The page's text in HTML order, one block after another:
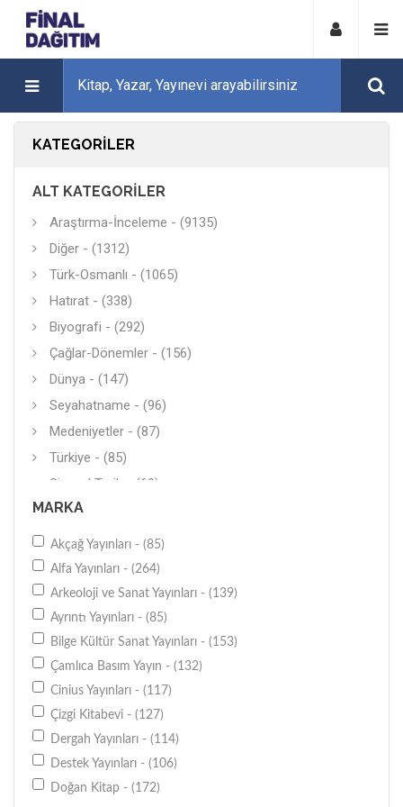
KATEGORILER
ALT KATEGORILER
Araştırma-İnceleme - (9135)
Diğer - (1312)
Türk-Osmanlı - (1065)
Hatırat - (338)
Biyografi - (292)
Çağlar-Dönemler - (156)
Dünya - (147)
Seyahatname - (96)
Medeniyetler - (87)
Türkiye - (85)
Siyasal Tarih - (69)
Kuram - (61)
Önemli Olaylar - (60)
Bölgeler-Ülkeler - (50)
Sosyal Tarih - (46)
Yerel Tarih - (39)
Belgeler - (38)
Keşifler Tarihi - (29)
Savaşlar - (17)
Bilim Tarihi - (17)
Gezi - (6)
Bilim - (4)
Kronolojiler - (2)
MARKA
Akçağ Yayınları - (85)
Alfa Yayınları - (264)
Arkeoloji ve Sanat Yayınları - (139)
Ayrıntı Yayınları - (85)
Bilge Kültür Sanat Yayınları - (153)
Çamlıca Basım Yayın - (132)
Cinius Yayınları - (117)
Çizgi Kitabevi - (127)
Dergah Yayınları - (114)
Destek Yayınları - (106)
Doğan Kitap - (172)